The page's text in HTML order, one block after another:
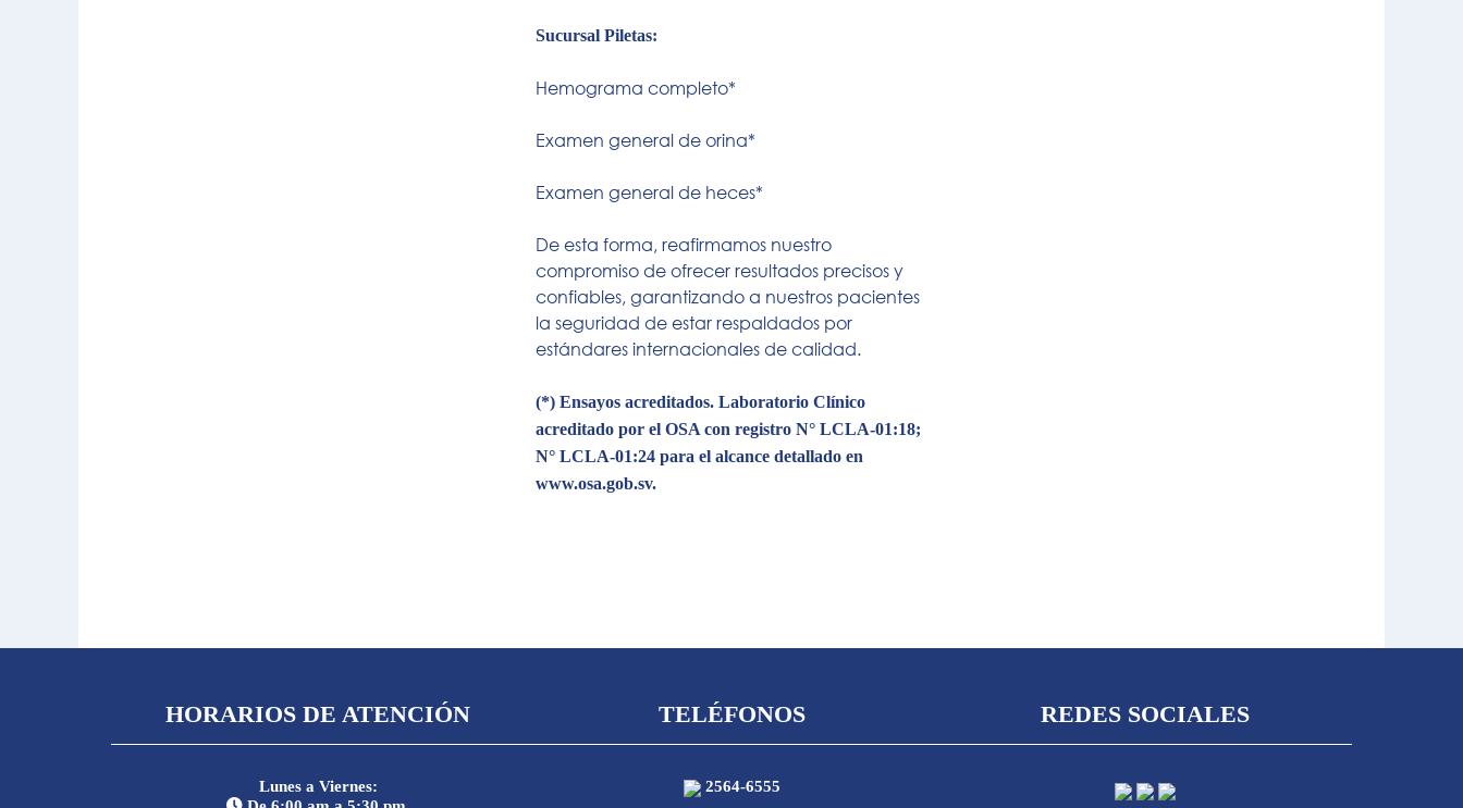
Sucursal Piletas:
Hemograma completo*
Examen general de orina*
Examen general de heces*
De esta forma, reafirmamos nuestro
compromiso de ofrecer resultados precisos y
confiables, garantizando a nuestros pacientes
la seguridad de estar respaldados por
estándares internacionales de calidad.
(*) Ensayos acreditados. Laboratorio Clínico
acreditado por el OSA con registro N° LCLA-01:18;
N° LCLA-01:24 para el alcance detallado en
www.osa.gob.sv.
HORARIOS DE ATENCIÓN
Lunes a Viernes:
TELÉFONOS
2564-6555
REDES SOCIALES